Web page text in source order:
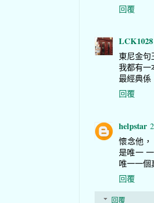
回覆
LCK1028
東尼金句
我都有一
最經典係
回覆
helpstar
懷念他
是唯一
唯一一個
回覆
回覆